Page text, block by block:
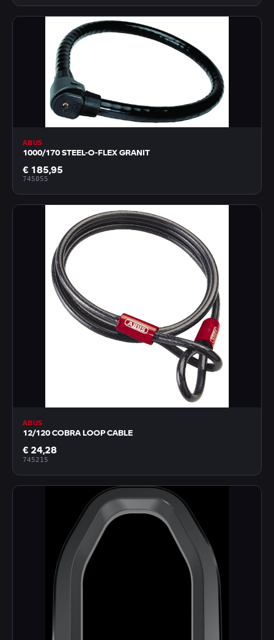
ABUS
1000/170 STEEL-O-FLEX GRANIT
€ 185,95
745055
ABUS
12/120 COBRA LOOP CABLE
€ 24,28
745215